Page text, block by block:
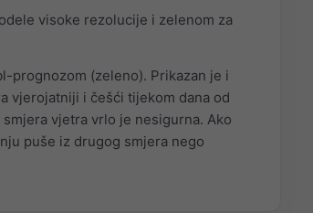
visoke rezolucije i zelenom za
prognozom (zeleno). Prikazan je i
vjerojatniji i češći tijekom dana od
vjetra vrlo je nesigurna. Ako
puše iz drugog smjera nego